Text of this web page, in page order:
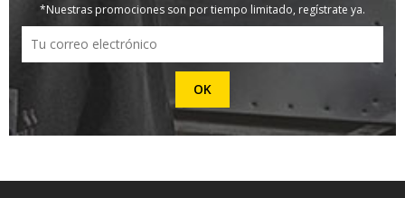
*Nuestras promociones son por tiempo limitado, regístrate ya.